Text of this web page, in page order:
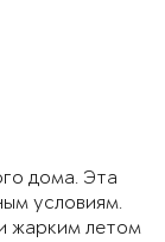
дома. Эта
условиям.
жарким летом